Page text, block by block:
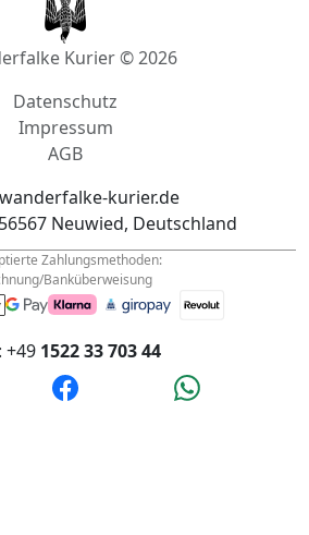
Kurier © 2026
Impressum
AGB
Neuwied, Deutschland
Zahlungsmethoden:
Banküberweisung